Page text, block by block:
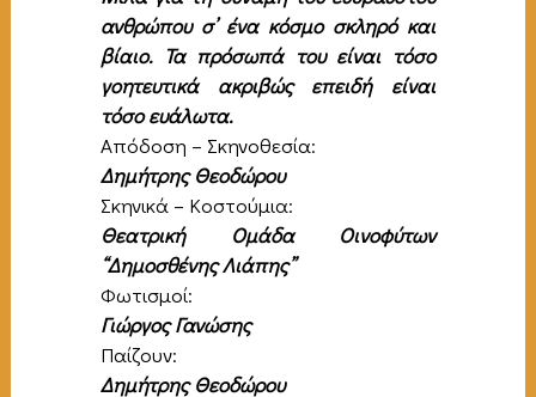
ανθρώπου σ’ ένα κόσμο σκληρό και
βίαιο. Τα πρόσωπά του είναι τόσο
γοητευτικά ακριβώς επειδή είναι
τόσο ευάλωτα.
Απόδοση – Σκηνοθεσία:
Δημήτρης Θεοδώρου
Σκηνικά – Κοστούμια:
Θεατρική Ομάδα Οινοφύτων
“Δημοσθένης Λιάπης”
Φωτισμοί:
Γιώργος Γανώσης
Παίζουν:
Δημήτρης Θεοδώρου